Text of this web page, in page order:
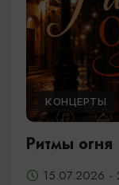
КОНЦЕРТЫ
Ритмы огня
15.07.2026 -